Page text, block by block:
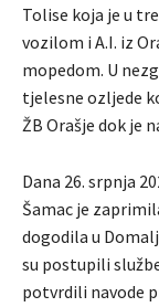
Tolise koja je u
vozilom i A.I. iz
mopedom. U
tjelesne ozljede
ŽB Orašje dok je
Dana 26. srpnja
Šamac je
dogodila u
su postupili
potvrdili navode